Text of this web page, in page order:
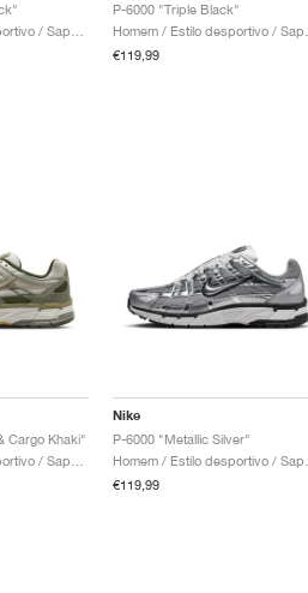
P-6000 "Triple Black"
€119,99
Cargo Khaki"
Nike
P-6000 "Metallic Silver"
€119,99